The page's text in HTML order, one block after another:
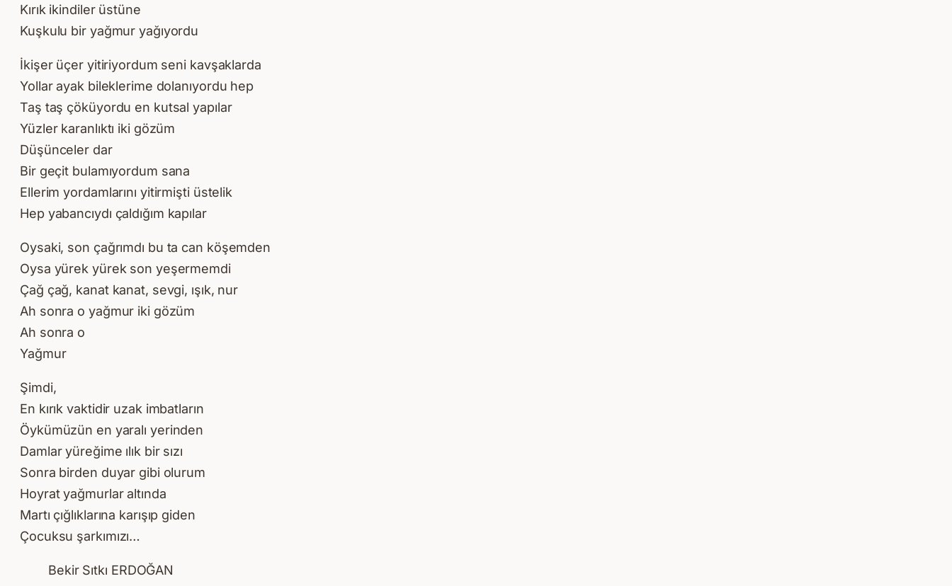
Kırık ikindiler üstüne
Kuşkulu bir yağmur yağıyordu
İkişer üçer yitiriyordum seni kavşaklarda
Yollar ayak bileklerime dolanıyordu hep
Taş taş çöküyordu en kutsal yapılar
Yüzler karanlıktı iki gözüm
Düşünceler dar
Bir geçit bulamıyordum sana
Ellerim yordamlarını yitirmişti üstelik
Hep yabancıydı çaldığım kapılar
Oysaki, son çağrımdı bu ta can köşemden
Oysa yürek yürek son yeşermemdi
Çağ çağ, kanat kanat, sevgi, ışık, nur
Ah sonra o yağmur iki gözüm
Ah sonra o
Yağmur
Şimdi,
En kırık vaktidir uzak imbatların
Öykümüzün en yaralı yerinden
Damlar yüreğime ılık bir sızı
Sonra birden duyar gibi olurum
Hoyrat yağmurlar altında
Martı çığlıklarına karışıp giden
Çocuksu şarkımızı…
Bekir Sıtkı ERDOĞAN